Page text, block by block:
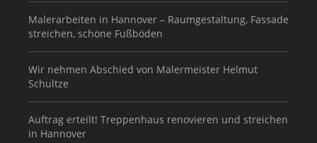
Malerarbeiten in Hannover – Raumgestaltung, Fassade
streichen, schöne Fußböden
Wir nehmen Abschied von Malermeister Helmut
Schultze
Auftrag erteilt! Treppenhaus renovieren und streichen
in Hannover